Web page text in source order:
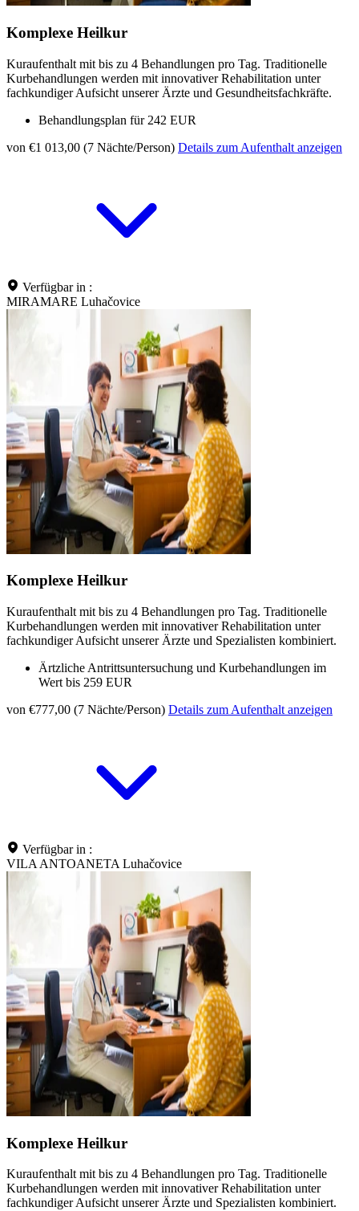
Komplexe Heilkur
Kuraufenthalt mit bis zu 4 Behandlungen pro Tag. Traditionelle
Kurbehandlungen werden mit innovativer Rehabilitation unter
fachkundiger Aufsicht unserer Ärzte und Gesundheitsfachkräfte.
Behandlungsplan für 242 EUR
von €1 013,00 (7 Nächte/Person) Details zum Aufenthalt anzeigen
Verfügbar in :
MIRAMARE Luhačovice
Komplexe Heilkur
Kuraufenthalt mit bis zu 4 Behandlungen pro Tag. Traditionelle
Kurbehandlungen werden mit innovativer Rehabilitation unter
fachkundiger Aufsicht unserer Ärzte und Spezialisten kombiniert.
Ärtzliche Antrittsuntersuchung und Kurbehandlungen im
Wert bis 259 EUR
von €777,00 (7 Nächte/Person) Details zum Aufenthalt anzeigen
Verfügbar in :
VILA ANTOANETA Luhačovice
Komplexe Heilkur
Kuraufenthalt mit bis zu 4 Behandlungen pro Tag. Traditionelle
Kurbehandlungen werden mit innovativer Rehabilitation unter
fachkundiger Aufsicht unserer Ärzte und Spezialisten kombiniert.